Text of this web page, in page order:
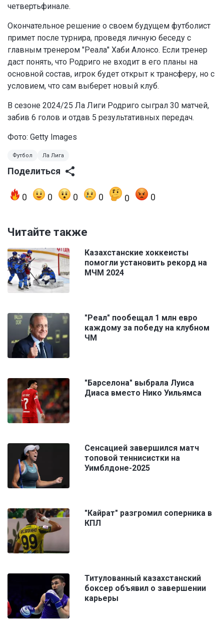
четвертьфинале.
Окончательное решение о своем будущем футболист
примет после турнира, проведя личную беседу с
главным тренером "Реала" Хаби Алонсо. Если тренер
даст понять, что Родриго не входит в его планы на
основной состав, игрок будет открыт к трансферу, но с
условием, что сам выберет новый клуб.
В сезоне 2024/25 Ла Лиги Родриго сыграл 30 матчей,
забив 6 голов и отдав 5 результативных передач.
Фото: Getty Images
Футбол Ла Лига
Поделиться
0 0 0 0 0 0
Читайте также
Казахстанские хоккеисты
помогли установить рекорд на
МЧМ 2024
"Реал" пообещал 1 млн евро
каждому за победу на клубном
ЧМ
"Барселона" выбрала Луиса
Диаса вместо Нико Уильямса
Сенсацией завершился матч
топовой теннисистки на
Уимблдоне-2025
"Кайрат" разгромил соперника в
КПЛ
Титулованный казахстанский
боксер объявил о завершении
карьеры